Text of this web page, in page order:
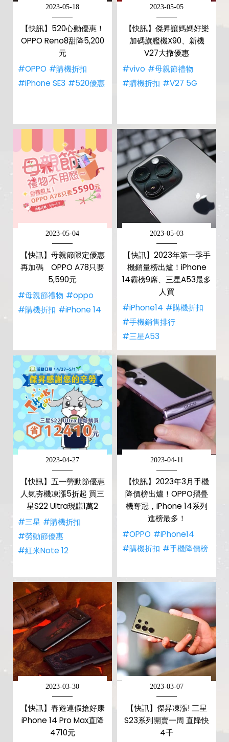
2023-05-18
【快訊】520心動優惠！
OPPO Reno8甜降5,200
元
#OPPO #購機折扣
#iPhone SE3 #520優惠
2023-05-05
【快訊】傑昇讓媽媽好樂
加碼旗艦機X90、新機
V27大撒優惠
#vivo #母親節禮物
#購機折扣 #V27 5G
2023-05-04
【快訊】母親節限定優惠
再加碼 OPPO A78只要
5,590元
#母親節禮物 #oppo
#購機折扣 #iPhone 14
2023-05-03
【快訊】2023年第一季手
機銷量榜出爐！iPhone
14霸榜9席、三星A53最多
人買
#iPhone14 #購機折扣
#手機銷售排行
#三星A53
2023-04-27
【快訊】五一勞動節優惠
人氣夯機凍漲5折起 買三
星S22 Ultra現賺1萬2
#三星 #購機折扣
#勞動節優惠
#紅米Note 12
2023-04-11
【快訊】2023年3月手機
降價榜出爐！OPPO摺疊
機奪冠，iPhone 14系列
進榜最多！
#OPPO #iPhone14
#購機折扣 #手機降價榜
2023-03-30
【快訊】春遊連假搶好康
iPhone 14 Pro Max直降
4710元
2023-03-07
【快訊】傑昇凍漲! 三星
S23系列開賣一周 直降快
4千